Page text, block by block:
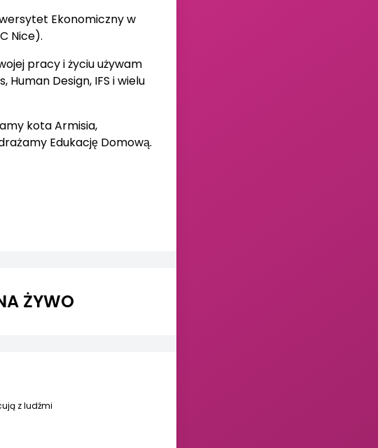
Ekonomiczny w
Nice).
pracy i życiu używam
Design, IFS i wielu
kota Armisia,
Edukację Domową.
ŻYWO
z ludźmi